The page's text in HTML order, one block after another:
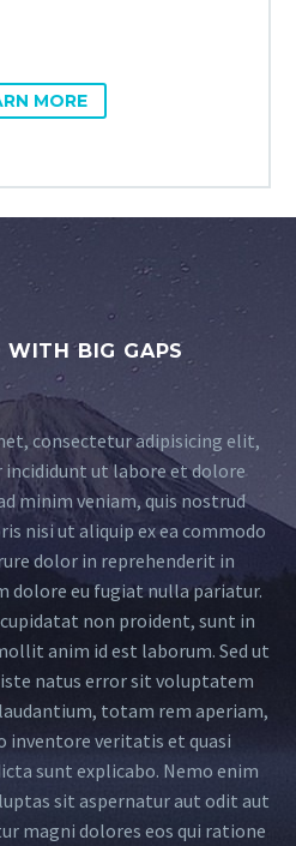
MORE
WITH BIG GAPS
consectetur adipisicing elit,
incididunt ut labore et dolore
minim veniam, quis nostrud
nisi ut aliquip ex ea commodo
dolor in reprehenderit in
dolore eu fugiat nulla pariatur.
non proident, sunt in
anim id est laborum. Sed ut
natus error sit voluptatem
totam rem aperiam,
inventore veritatis et quasi
sunt explicabo. Nemo enim
sit aspernatur aut odit aut
magni dolores eos qui ratione